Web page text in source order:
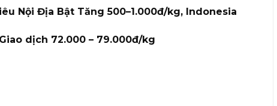
Nội Địa Bật Tăng 500–1.000đ/kg, Indonesia
dịch 72.000 – 79.000đ/kg